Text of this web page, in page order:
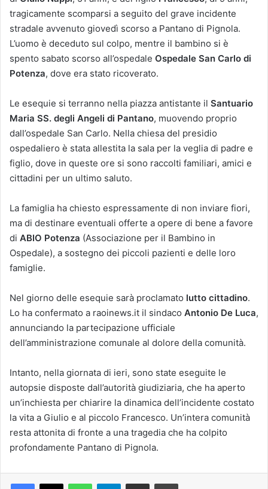
tragicamente scomparsi a seguito del grave incidente
stradale avvenuto giovedì scorso a Pantano di Pignola.
L’uomo è deceduto sul colpo, mentre il bambino si è
spento sabato scorso all’ospedale Ospedale San Carlo di
Potenza, dove era stato ricoverato.
Le esequie si terranno nella piazza antistante il Santuario
Maria SS. degli Angeli di Pantano, muovendo proprio
dall’ospedale San Carlo. Nella chiesa del presidio
ospedaliero è stata allestita la sala per la veglia di padre e
figlio, dove in queste ore si sono raccolti familiari, amici e
cittadini per un ultimo saluto.
La famiglia ha chiesto espressamente di non inviare fiori,
ma di destinare eventuali offerte a opere di bene a favore
di ABIO Potenza (Associazione per il Bambino in
Ospedale), a sostegno dei piccoli pazienti e delle loro
famiglie.
Nel giorno delle esequie sarà proclamato lutto cittadino.
Lo ha confermato a raoinews.it il sindaco Antonio De Luca,
annunciando la partecipazione ufficiale
dell’amministrazione comunale al dolore della comunità.
Intanto, nella giornata di ieri, sono state eseguite le
autopsie disposte dall’autorità giudiziaria, che ha aperto
un’inchiesta per chiarire la dinamica dell’incidente costato
la vita a Giulio e al piccolo Francesco. Un’intera comunità
resta attonita di fronte a una tragedia che ha colpito
profondamente Pantano di Pignola.
Telegram